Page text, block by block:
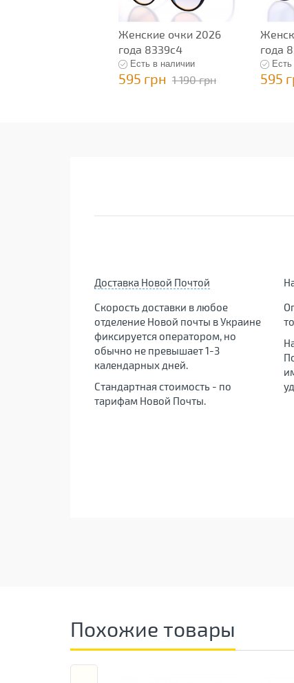
Женские очки 2026
года 8339c4
Есть в наличии
595 грн 1 190 грн
года
595
Доставка Новой Почтой
Скорость доставки в любое
отделение Новой почты в Украине
фиксируется оператором, но
обычно не превышает 1-3
календарных дней.
Стандартная стоимость - по
тарифам Новой Почты.
Похожие товары